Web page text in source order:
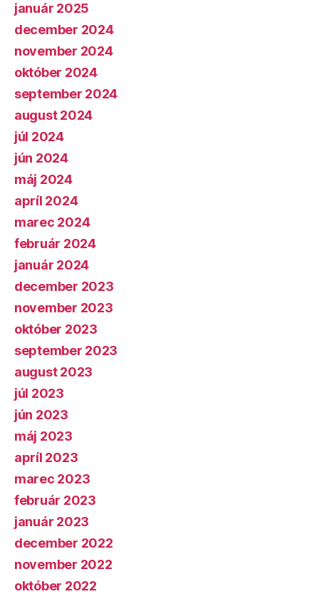
január 2025
december 2024
november 2024
október 2024
september 2024
august 2024
júl 2024
jún 2024
máj 2024
apríl 2024
marec 2024
február 2024
január 2024
december 2023
november 2023
október 2023
september 2023
august 2023
júl 2023
jún 2023
máj 2023
apríl 2023
marec 2023
február 2023
január 2023
december 2022
november 2022
október 2022